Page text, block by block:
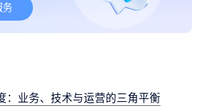
务
：业务、技术与运营的三角平衡